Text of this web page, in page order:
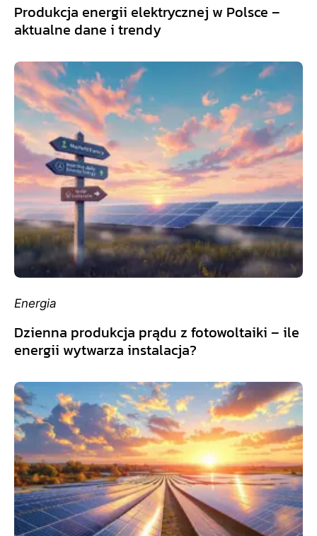
Produkcja energii elektrycznej w Polsce –
aktualne dane i trendy
Energia
Dzienna produkcja prądu z fotowoltaiki – ile
energii wytwarza instalacja?